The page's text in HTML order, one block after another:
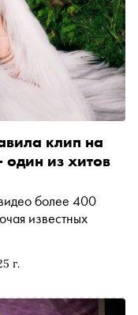
г.
клип на
один из хитов
более 400
известных